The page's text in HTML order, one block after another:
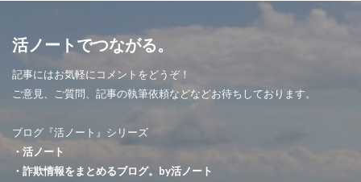
活ノートでつながる。
記事にはお気軽にコメントをどうぞ！
ご意見、ご質問、記事の執筆依頼などなどお待ちしております。
ブログ『活ノート』シリーズ
・活ノート
・詐欺情報をまとめるブログ。by活ノート